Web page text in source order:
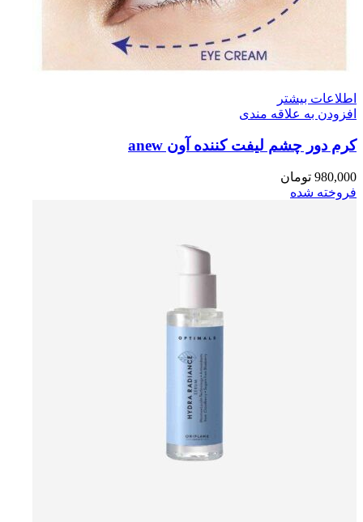
اطلاعات بیشتر
افزودن به علاقه مندی
کرم دور چشم لیفت کننده آون anew
980,000 تومان
فروخته شده